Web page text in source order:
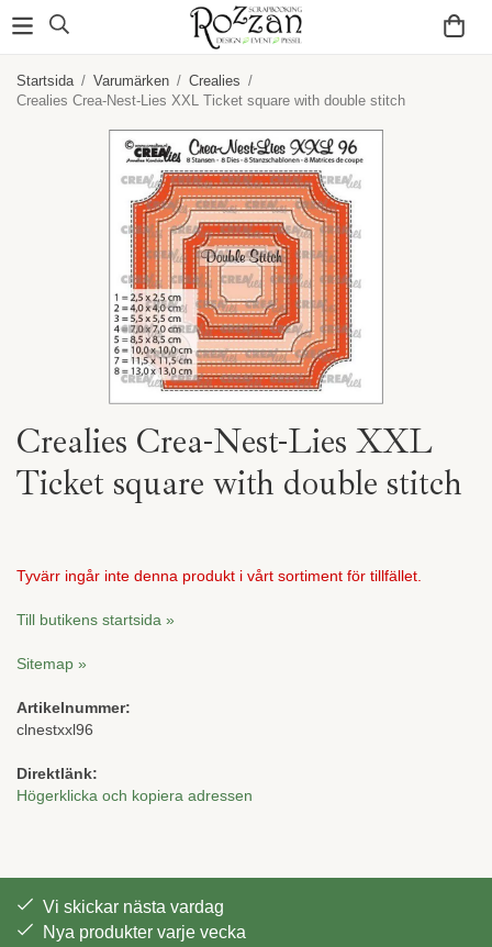
Startsida / Varumärken / Crealies /
Crealies Crea-Nest-Lies XXL Ticket square with double stitch
Crealies Crea-Nest-Lies XXL
Ticket square with double stitch
Tyvärr ingår inte denna produkt i vårt sortiment för tillfället.
Till butikens startsida »
Sitemap »
Artikelnummer:
clnestxxl96
Direktlänk:
Högerklicka och kopiera adressen
Vi skickar nästa vardag
Nya produkter varje vecka